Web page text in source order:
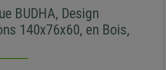
BUDHA, Design
140x76x60, en Bois,